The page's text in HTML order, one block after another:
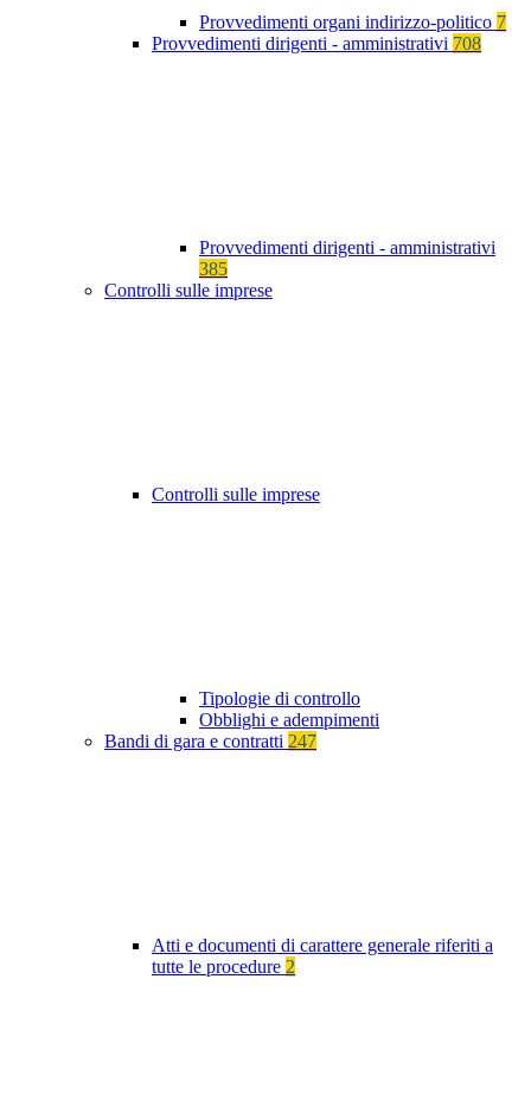
Provvedimenti organi indirizzo-politico 7
Provvedimenti dirigenti - amministrativi 708
Provvedimenti dirigenti - amministrativi
385
Controlli sulle imprese
Controlli sulle imprese
Tipologie di controllo
Obblighi e adempimenti
Bandi di gara e contratti 247
Atti e documenti di carattere generale riferiti a
tutte le procedure 2